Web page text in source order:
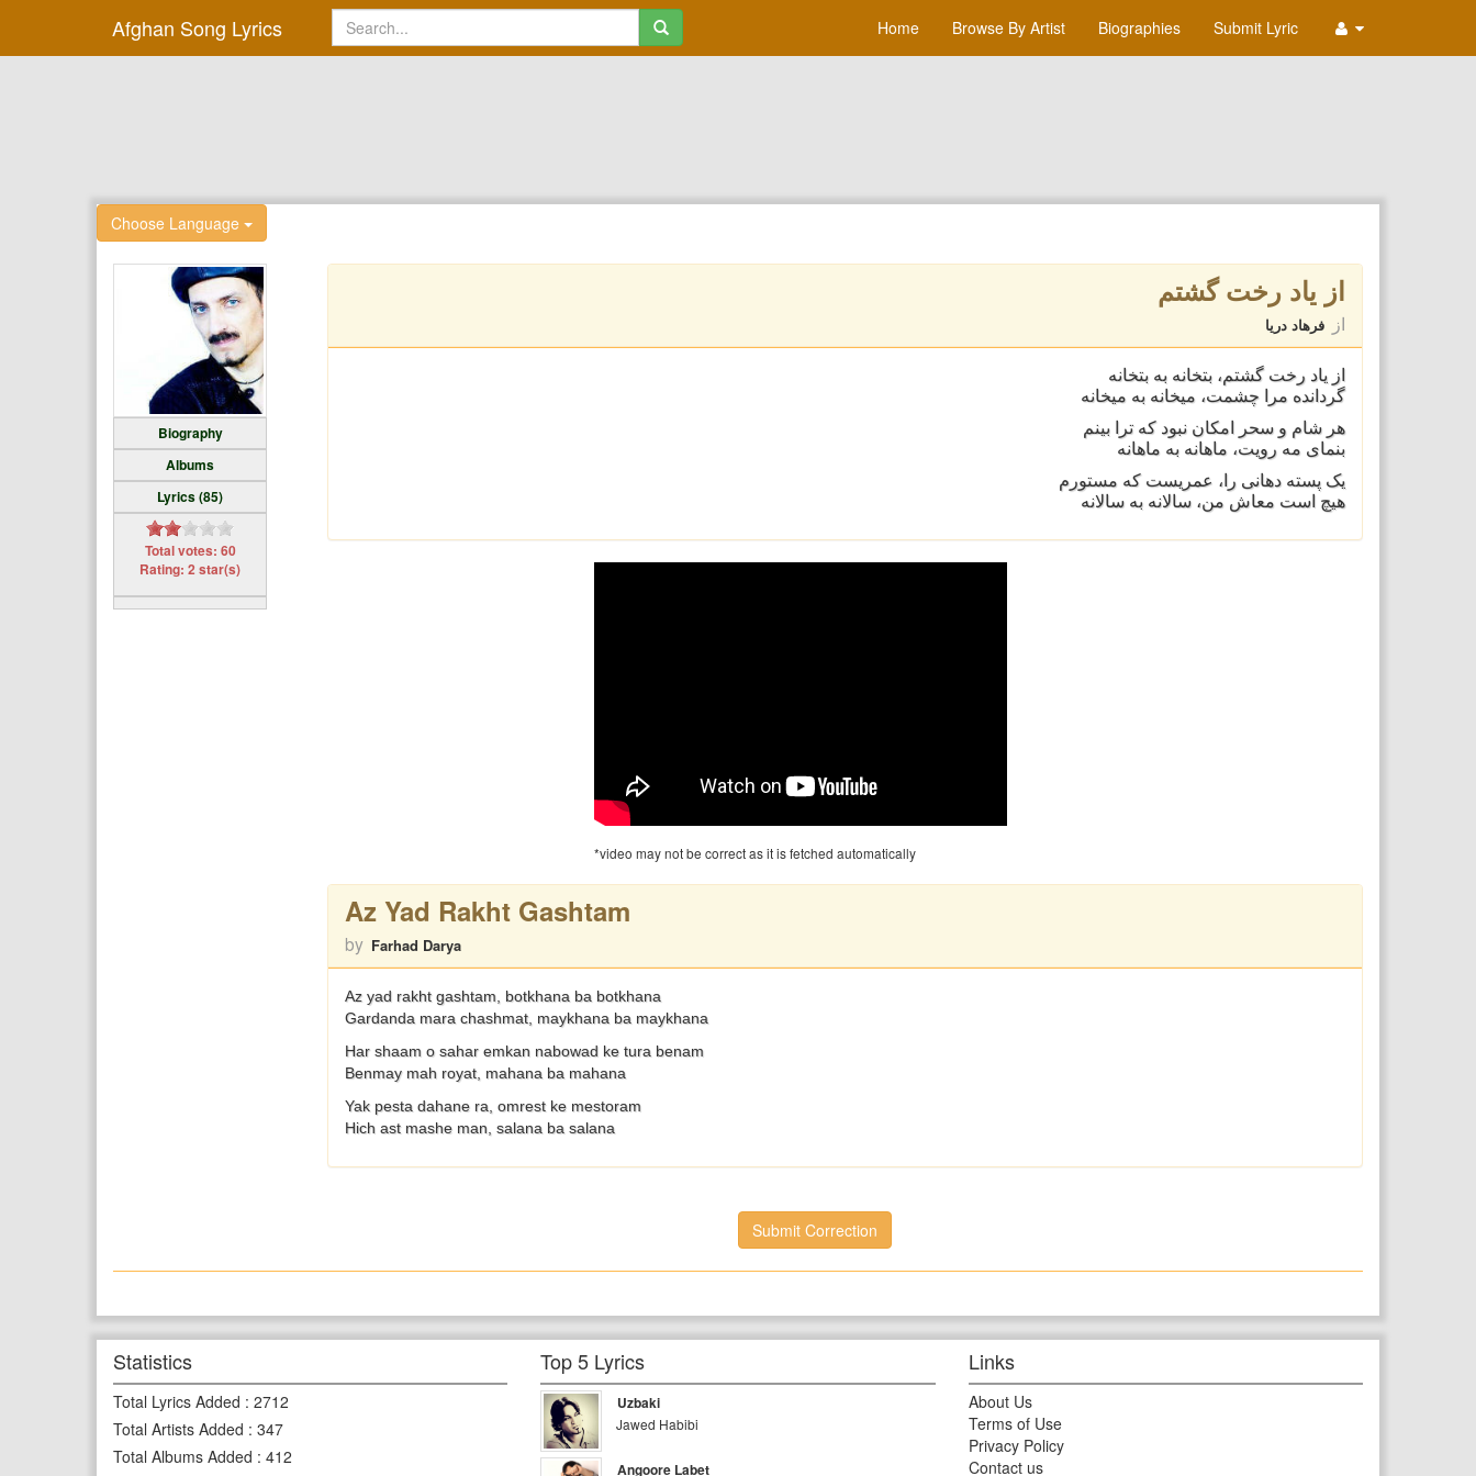
Afghan Song Lyrics Home Browse By Artist Biographies Submit Lyric
Choose Language
Biography
Albums
Lyrics (85)
Total votes: 60
Rating: 2 star(s)
از یاد رخت گشتم
از فرهاد دریا
از یاد رخت گشتم، بتخانه به بتخانه
گردانده مرا چشمت، میخانه به میخانه
هر شام و سحر امکان نبود که ترا بینم
بنمای مه رویت، ماهانه به ماهانه
یک پسته دهانی را، عمریست که مستورم
هیچ است معاش من، سالانه به سالانه
*video may not be correct as it is fetched automatically
Az Yad Rakht Gashtam
by Farhad Darya
Az yad rakht gashtam, botkhana ba botkhana
Gardanda mara chashmat, maykhana ba maykhana
Har shaam o sahar emkan nabowad ke tura benam
Benmay mah royat, mahana ba mahana
Yak pesta dahane ra, omrest ke mestoram
Hich ast mashe man, salana ba salana
Submit Correction
Statistics
Total Lyrics Added : 2712
Total Artists Added : 347
Total Albums Added : 412
Top 5 Lyrics
Uzbaki
Jawed Habibi
Angoore Labet
Links
About Us
Terms of Use
Privacy Policy
Contact us